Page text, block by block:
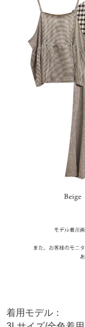
着用モデル：